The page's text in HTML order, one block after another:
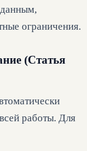
ограничения.
(Статья
работы. Для